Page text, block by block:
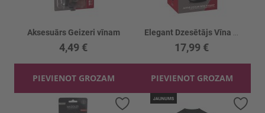
Aksesuārs Geizeri vīnam
4,49 €
PIEVIENOT GROZAM
17,99 €
PIEVIENOT GROZAM
Pievienot vēlmju sarakstam